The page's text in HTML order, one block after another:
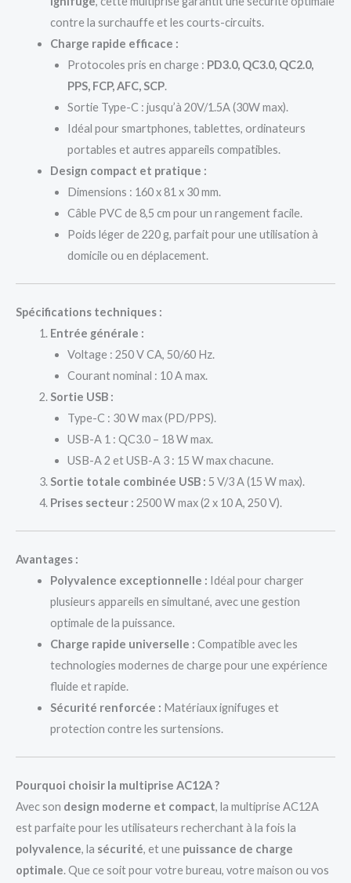
contre la surchauffe et les courts-circuits.
Charge rapide efficace :
Protocoles pris en charge : PD3.0, QC3.0, QC2.0,
PPS, FCP, AFC, SCP.
Sortie Type-C : jusqu’à 20V/1.5A (30W max).
Idéal pour smartphones, tablettes, ordinateurs
portables et autres appareils compatibles.
Design compact et pratique :
Dimensions : 160 x 81 x 30 mm.
Câble PVC de 8,5 cm pour un rangement facile.
Poids léger de 220 g, parfait pour une utilisation à
domicile ou en déplacement.
Spécifications techniques :
Entrée générale :
Voltage : 250 V CA, 50/60 Hz.
Courant nominal : 10 A max.
Sortie USB :
Type-C : 30 W max (PD/PPS).
USB-A 1 : QC3.0 – 18 W max.
USB-A 2 et USB-A 3 : 15 W max chacune.
Sortie totale combinée USB : 5 V/3 A (15 W max).
Prises secteur : 2500 W max (2 x 10 A, 250 V).
Avantages :
Polyvalence exceptionnelle : Idéal pour charger
plusieurs appareils en simultané, avec une gestion
optimale de la puissance.
Charge rapide universelle : Compatible avec les
technologies modernes de charge pour une expérience
fluide et rapide.
Sécurité renforcée : Matériaux ignifuges et
protection contre les surtensions.
Pourquoi choisir la multiprise AC12A ?
Avec son design moderne et compact, la multiprise AC12A
est parfaite pour les utilisateurs recherchant à la fois la
polyvalence, la sécurité, et une puissance de charge
optimale. Que ce soit pour votre bureau, votre maison ou vos